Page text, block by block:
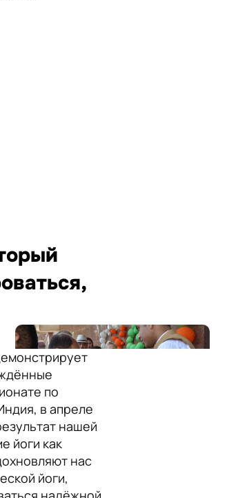
по
в апреле
нашей
йоги как
нас
йоги,